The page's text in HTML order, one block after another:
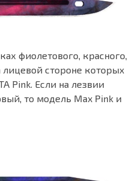
фиолетового, красного,
лицевой стороне которых
Pink. Если на лезвии
то модель Max Pink и